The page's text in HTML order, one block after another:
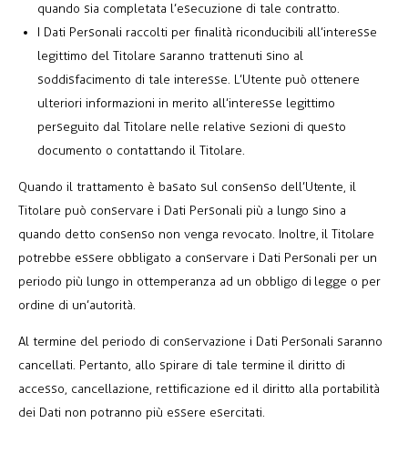
quando sia completata l’esecuzione di tale contratto.
I Dati Personali raccolti per finalità riconducibili all’interesse
legittimo del Titolare saranno trattenuti sino al
soddisfacimento di tale interesse. L’Utente può ottenere
ulteriori informazioni in merito all’interesse legittimo
perseguito dal Titolare nelle relative sezioni di questo
documento o contattando il Titolare.
Quando il trattamento è basato sul consenso dell’Utente, il
Titolare può conservare i Dati Personali più a lungo sino a
quando detto consenso non venga revocato. Inoltre, il Titolare
potrebbe essere obbligato a conservare i Dati Personali per un
periodo più lungo in ottemperanza ad un obbligo di legge o per
ordine di un’autorità.
Al termine del periodo di conservazione i Dati Personali saranno
cancellati. Pertanto, allo spirare di tale termine il diritto di
accesso, cancellazione, rettificazione ed il diritto alla portabilità
dei Dati non potranno più essere esercitati.